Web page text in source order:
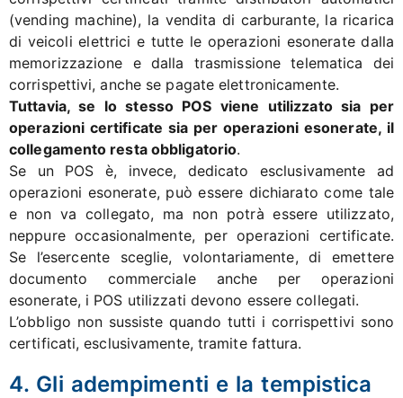
(vending machine), la vendita di carburante, la ricarica
di veicoli elettrici e tutte le operazioni esonerate dalla
memorizzazione e dalla trasmissione telematica dei
corrispettivi, anche se pagate elettronicamente.
Tuttavia, se lo stesso POS viene utilizzato sia per
operazioni certificate sia per operazioni esonerate, il
collegamento resta obbligatorio.
Se un POS è, invece, dedicato esclusivamente ad
operazioni esonerate, può essere dichiarato come tale
e non va collegato, ma non potrà essere utilizzato,
neppure occasionalmente, per operazioni certificate.
Se l’esercente sceglie, volontariamente, di emettere
documento commerciale anche per operazioni
esonerate, i POS utilizzati devono essere collegati.
L’obbligo non sussiste quando tutti i corrispettivi sono
certificati, esclusivamente, tramite fattura.
4. Gli adempimenti e la tempistica